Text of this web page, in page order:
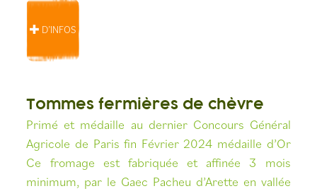
D’INFOS
Tommes fermières de chèvre
Primé et médaille au dernier Concours Général
Agricole de Paris fin Février 2024 médaille d’Or
Ce fromage est fabriquée et affinée 3 mois
minimum, par le Gaec Pacheu d’Arette en vallée